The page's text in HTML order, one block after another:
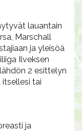
lauantain
Marschall
ja yleisöä
Ilveksen
2 esittelyn
itsellesi tai
ja